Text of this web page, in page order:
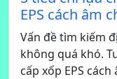
EPS cách âm
Vấn đề tìm kiếm
không quá khó.
cấp xốp EPS